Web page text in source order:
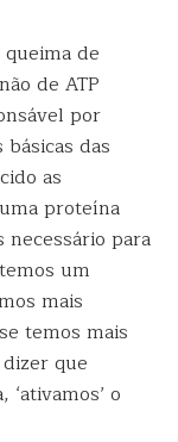
de
de ATP
por
das
as
proteína
para
um
mais
temos mais
que
o